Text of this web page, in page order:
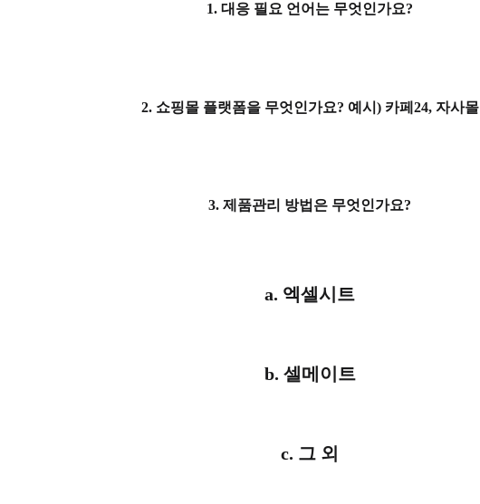
1. 대응 필요 언어는 무엇인가요?
2. 쇼핑몰 플랫폼을 무엇인가요? 예시) 카페24, 자사몰
3. 제품관리 방법은 무엇인가요?
a. 엑셀시트
b. 셀메이트
c. 그 외